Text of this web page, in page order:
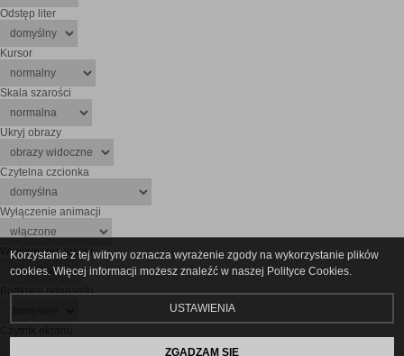
Korzystanie z tej witryny oznacza wyrażenie zgody na wykorzystanie plików
cookies. Więcej informacji możesz znaleźć w naszej Polityce Cookies.
USTAWIENIA
ZGADZAM SIĘ
Odstęp liter
Kursor
Skala szarości
Ukryj obrazy
Czytelna czcionka
Wyłączenie animacji
Wyrównanie tekstu
Podkreśl odnośniki